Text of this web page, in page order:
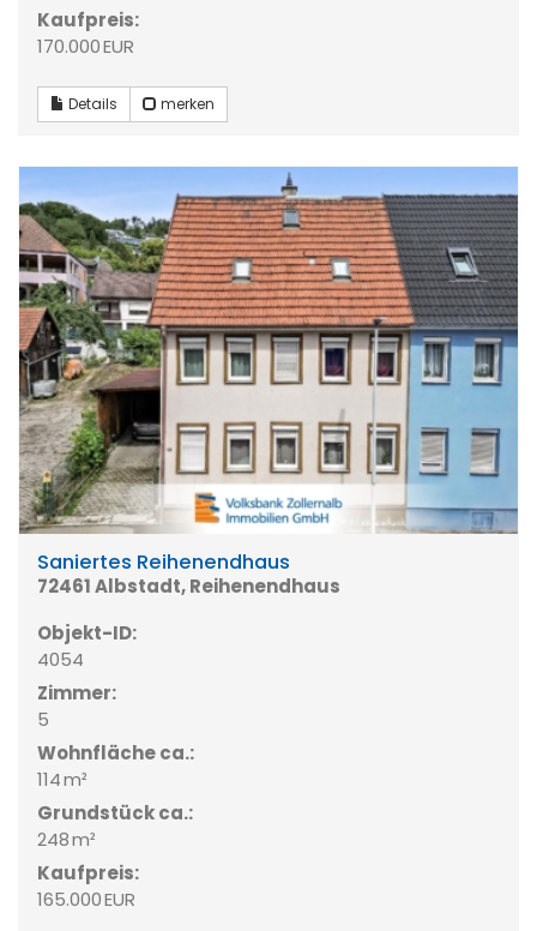
Kaufpreis:
170.000 EUR
Details merken
Saniertes Reihenendhaus
72461 Albstadt, Reihenendhaus
Objekt-ID:
4054
Zimmer:
5
Wohnfläche ca.:
114 m²
Grund­stück ca.:
248 m²
Kaufpreis:
165.000 EUR